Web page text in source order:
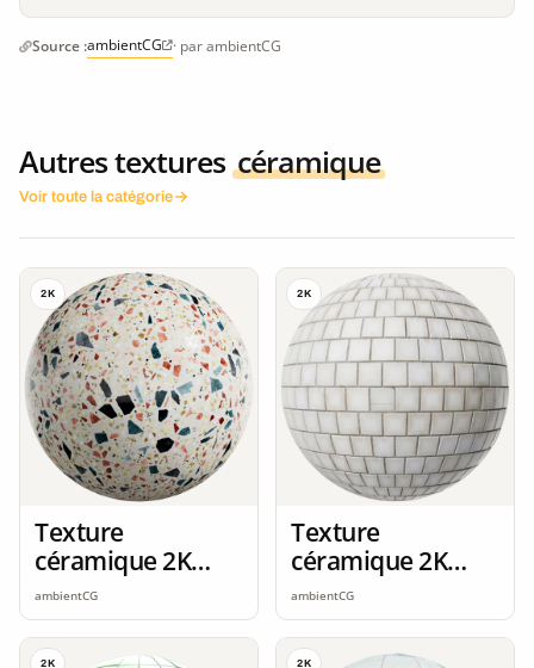
Source :ambientCG · par ambientCG
Autres textures céramique
Voir toute la catégorie
2K
Texture
céramique 2K
seamless
ambientCG
2K
Texture
céramique 2K
seamless
ambientCG
2K 2K